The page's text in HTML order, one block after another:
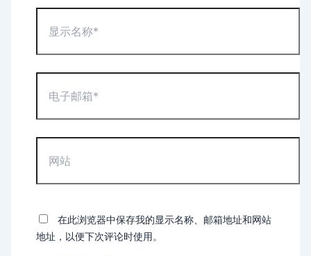
称
*
箱
在此浏览器中保存我的显示名称、邮箱地址和网站
地址，以便下次评论时使用。